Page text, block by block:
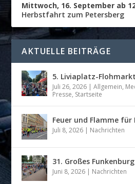
Mittwoch, 16. September ab
Herbstfahrt zum Petersberg
AKTUELLE BEITRÄGE
5. Liviaplatz-Flohmarkt
Juli 26, 2026 |Allgemein,
Presse, Startseite
Feuer und Flamme für
Juli 8, 2026 | Nachrichten
31. Großes
Juni 8, 2026 | Nachrichten